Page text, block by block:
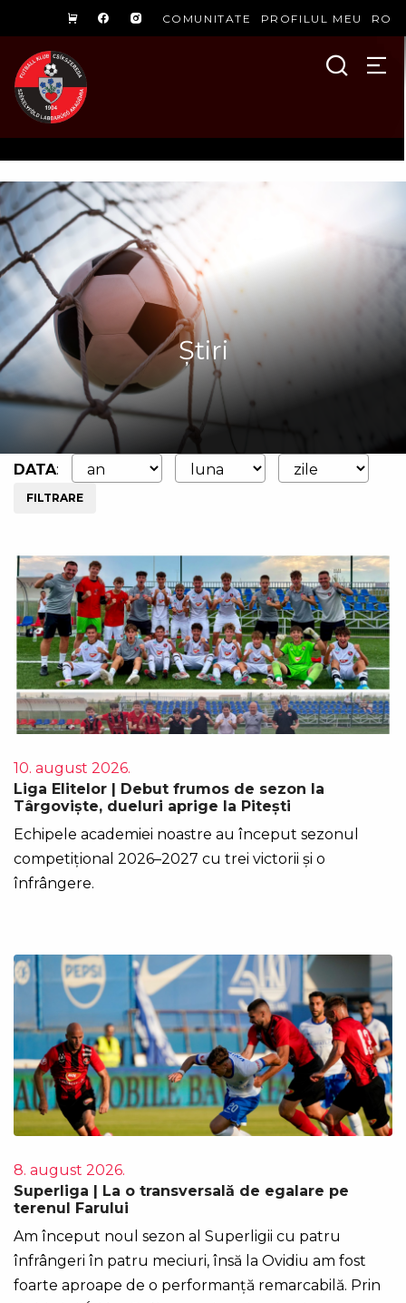
COMUNITATE PROFILUL MEU RO
Știri
DATA:
FILTRARE
10. august 2026.
Liga Elitelor | Debut frumos de sezon la
Târgoviște, dueluri aprige la Pitești
Echipele academiei noastre au început sezonul
competițional 2026–2027 cu trei victorii și o
înfrângere.
8. august 2026.
Superliga | La o transversală de egalare pe
terenul Farului
Am început noul sezon al Superligii cu patru
înfrângeri în patru meciuri, însă la Ovidiu am fost
foarte aproape de o performanță remarcabilă. Prin